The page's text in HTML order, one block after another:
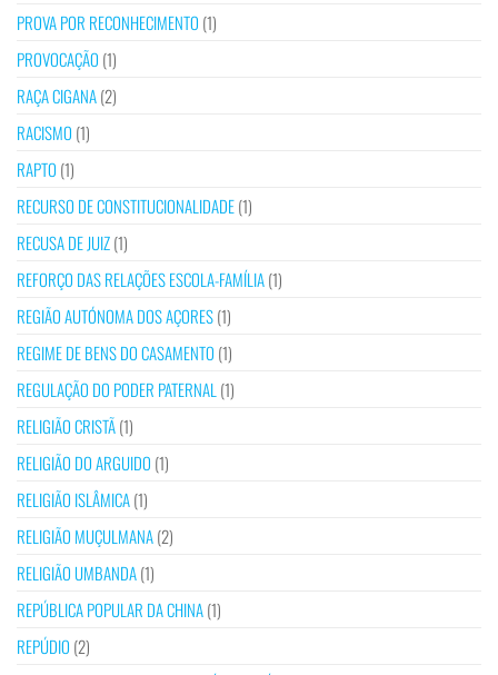
PROVA POR RECONHECIMENTO (1)
PROVOCAÇÃO (1)
RAÇA CIGANA(2)
RACISMO (1)
RAPTO (1)
RECURSO DE CONSTITUCIONALIDADE(1)
RECUSA DE JUIZ(1)
REFORÇO DAS RELAÇÕES ESCOLA-FAMÍLIA(1)
REGIÃO AUTÓNOMA DOS AÇORES(1)
REGIME DE BENS DO CASAMENTO (1)
REGULAÇÃO DO PODER PATERNAL (1)
RELIGIÃO CRISTÃ(1)
RELIGIÃO DO ARGUIDO (1)
RELIGIÃO ISLÂMICA(1)
RELIGIÃO MUÇULMANA(2)
RELIGIÃO UMBANDA(1)
REPÚBLICA POPULAR DA CHINA(1)
REPÚDIO (2)